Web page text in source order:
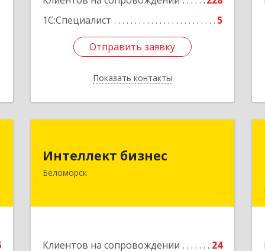
1С:Специалист
5
Отправить заявку
Показать контакты
Отправить заявку
Назад
Интеллект бизнес
Беломорск
Клиентов на сопровождении 24